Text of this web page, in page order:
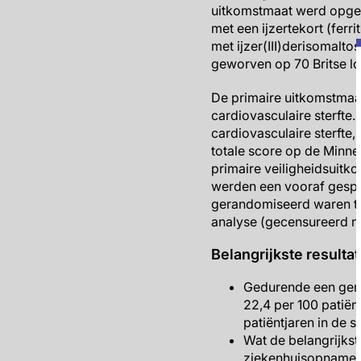
uitkomstmaat werd
met een ijzertekort
met
geworven op 70 Britse
De primaire
cardiovasculaire sterfte.
cardiovasculaire sterfte,
totale score op de
primaire
werden een vooraf
gerandomiseerd waren
analyse (gecensureerd
Belangrijkste
Gedurende een
22,4 per 100
patiëntjaren in de
Wat de
ziekenhuisopname